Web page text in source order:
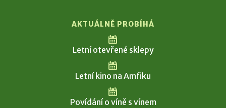
AKTUÁLNĚ PROBÍHÁ
Letní otevřené sklepy
Letní kino na Amfiku
Povídání o víně s vínem